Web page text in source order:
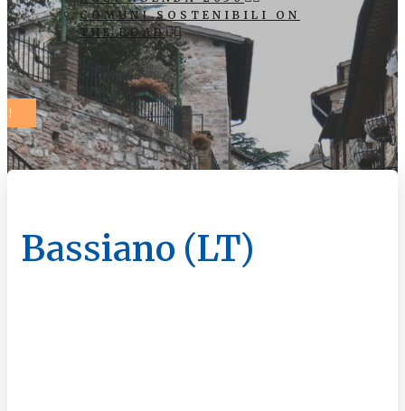
COMUNI SOSTENIBILI ON
THE ROAD
Bassiano (LT)